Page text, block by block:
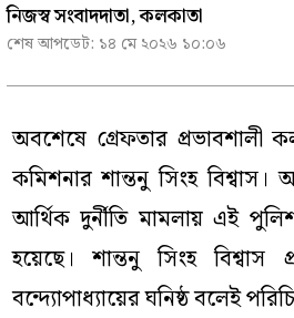
নিজস্ব সংবাদদাতা, কলকাতা
শেষ আপডেট: ১৪ মে ২০২৬ ১০:০৬
অবশেষে গ্রেফতার প্রভাবশালী
কমিশনার শান্তনু সিংহ
আর্থিক দুর্নীতি মামলায় এই
হয়েছে। শান্তনু সিংহ বিশ্বাস
বন্দ্যোপাধ্যায়ের ঘনিষ্ঠ বলেই